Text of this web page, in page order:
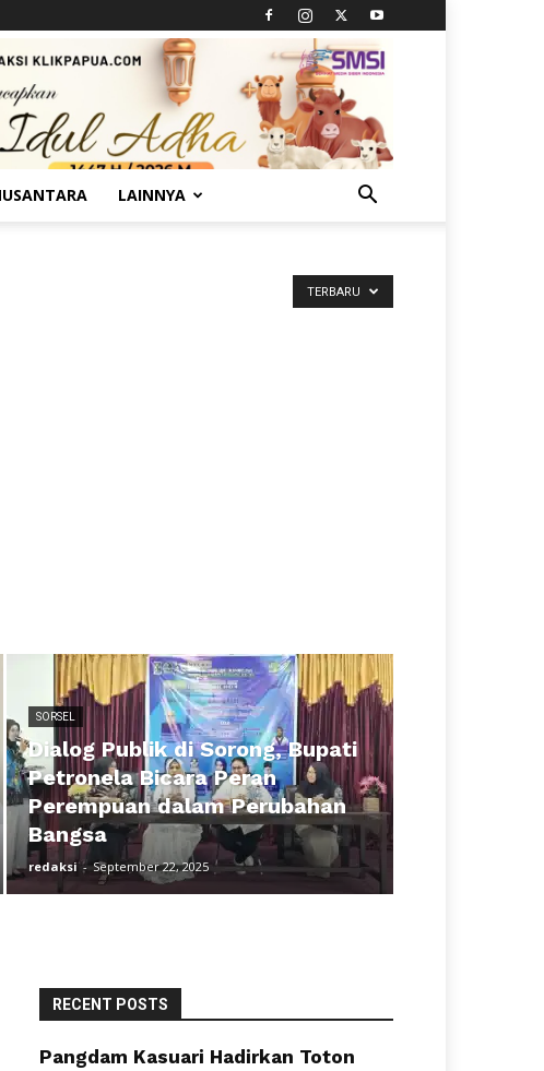
LAINNYA
TERBARU
SORSEL
Dialog Publik di Sorong, Bupati
Petronela Bicara Peran
Perempuan dalam Perubahan
Bangsa
redaksi - September 22, 2025
RECENT POSTS
Pangdam Kasuari Hadirkan Toton